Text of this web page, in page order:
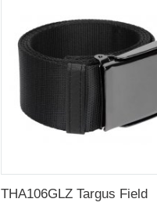
THA106GLZ Targus Field